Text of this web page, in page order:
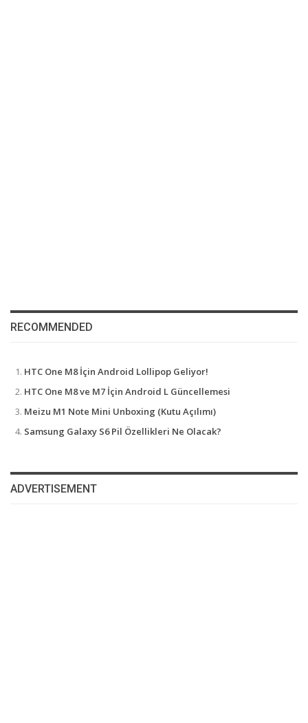
RECOMMENDED
HTC One M8 İçin Android Lollipop Geliyor!
HTC One M8 ve M7 İçin Android L Güncellemesi
Meizu M1 Note Mini Unboxing (Kutu Açılımı)
Samsung Galaxy S6 Pil Özellikleri Ne Olacak?
ADVERTISEMENT